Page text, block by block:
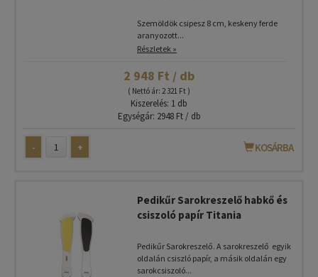
Szemöldök csipesz 8 cm, keskeny ferde
aranyozott...
Részletek »
2 948 Ft / db
( Nettó ár: 2 321 Ft )
Kiszerelés: 1 db
Egységár: 2948 Ft / db
- + KOSÁRBA
Pedikűr Sarokreszelő habkő és
csiszoló papír Titania
Pedikűr Sarokreszelő. A sarokreszelő egyik
oldalán csiszló papír, a másik oldalán egy
sarokcsiszoló...